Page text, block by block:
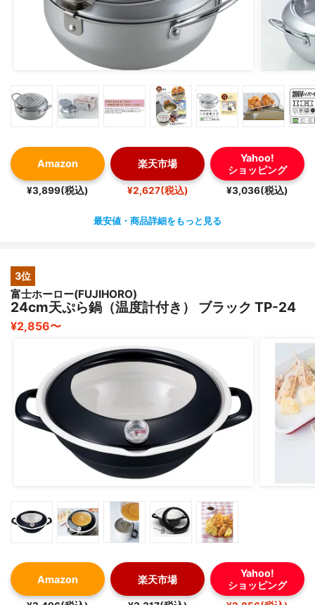
Amazon
¥3,899(税込)
楽天市場
¥2,627(税込)
Yahoo!
ショッピング
¥3,036(税込)
最安値・商品詳細をもっと見る
3位
富士ホーロー(FUJIHORO)
24cm天ぷら鍋（温度計付き） ブラック TP-24
¥2,856〜
Amazon 楽天市場
Yahoo!
ショッピング